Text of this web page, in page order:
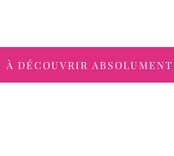
À DÉCOUVRIR ABSOLUMENT